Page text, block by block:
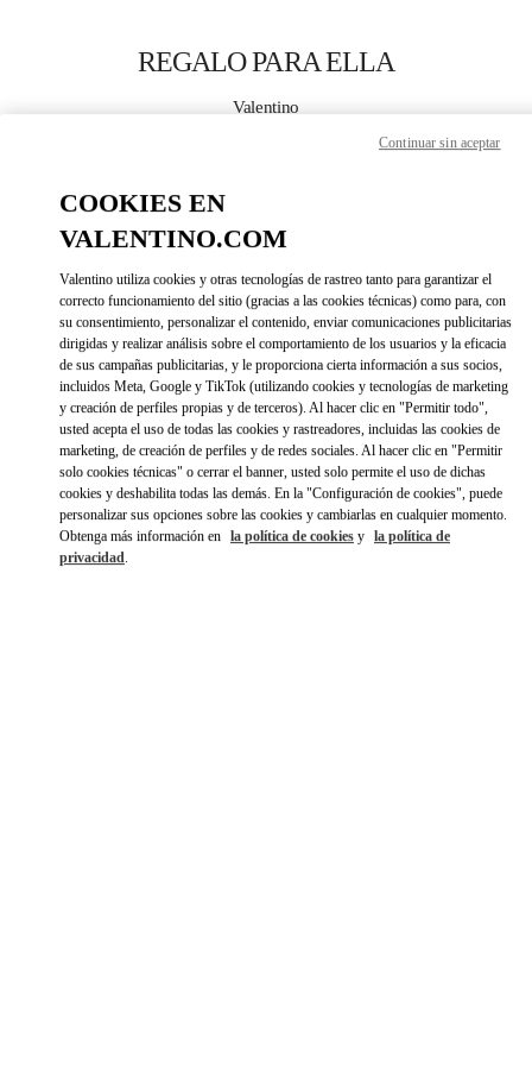
REGALO PARA ELLA
Valentino
DIRECCIONESLINK OPENS IN
Link Opens in New Tab
COOKIES EN
VALENTINO.COM
Valentino utiliza cookies y otras tecnologías de rastreo tanto para garantizar el
correcto funcionamiento del sitio (gracias a las cookies técnicas) como para, con
su consentimiento, personalizar el contenido, enviar comunicaciones publicitarias
dirigidas y realizar análisis sobre el comportamiento de los usuarios y la eficacia
de sus campañas publicitarias, y le proporciona cierta información a sus socios,
incluidos Meta, Google y TikTok (utilizando cookies y tecnologías de marketing
y creación de perfiles propias y de terceros). Al hacer clic en "Permitir todo",
usted acepta el uso de todas las cookies y rastreadores, incluidas las cookies de
marketing, de creación de perfiles y de redes sociales. Al hacer clic en "Permitir
solo cookies técnicas" o cerrar el banner, usted solo permite el uso de dichas
cookies y deshabilita todas las demás. En la "Configuración de cookies", puede
personalizar sus opciones sobre las cookies y cambiarlas en cualquier momento.
Obtenga más información en la política de cookies y la política de
privacidad.
Continuar sin aceptar